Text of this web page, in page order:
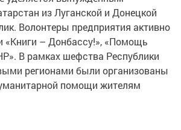
из Луганской и Донецкой
Волонтеры предприятия активно
«Книги – Донбассу!», «Помощь
В рамках шефства Республики
регионами были организованы
помощи жителям